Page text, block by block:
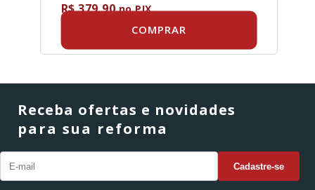
R$ 379,90no PIX
COMPRAR
Receba ofertas e novidades
para sua reforma